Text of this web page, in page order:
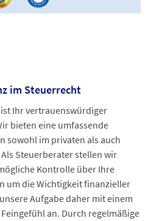
im Steuerrecht
ist Ihr vertrauenswürdiger
bieten eine umfassende
sowohl im privaten als auch
Steuerberater stellen wir
Kontrolle über Ihre
um die Wichtigkeit finanzieller
Aufgabe daher mit einem
an. Durch regelmäßige